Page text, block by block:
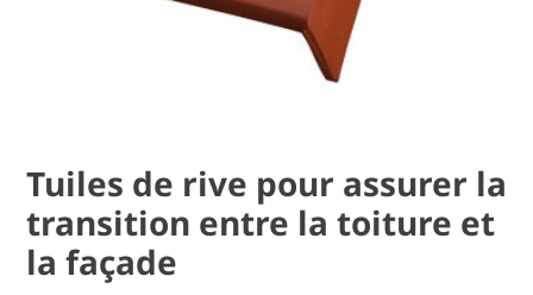
Tuiles de rive pour assurer la
transition entre la toiture et
la façade